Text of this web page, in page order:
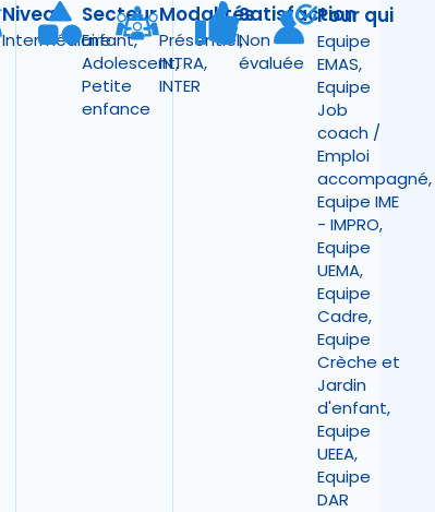
Niveau
Intermédiaire
Secteur
Enfant,
Adolescent,
Petite
enfance
Modalités
Présentiel,
INTRA,
INTER
Satisfaction
Non
évaluée
Pour qui
Equipe
EMAS,
Equipe
Job
coach /
Emploi
accompagné,
Equipe IME
- IMPRO,
Equipe
UEMA,
Equipe
Cadre,
Equipe
Crèche et
Jardin
d'enfant,
Equipe
UEEA,
Equipe
DAR